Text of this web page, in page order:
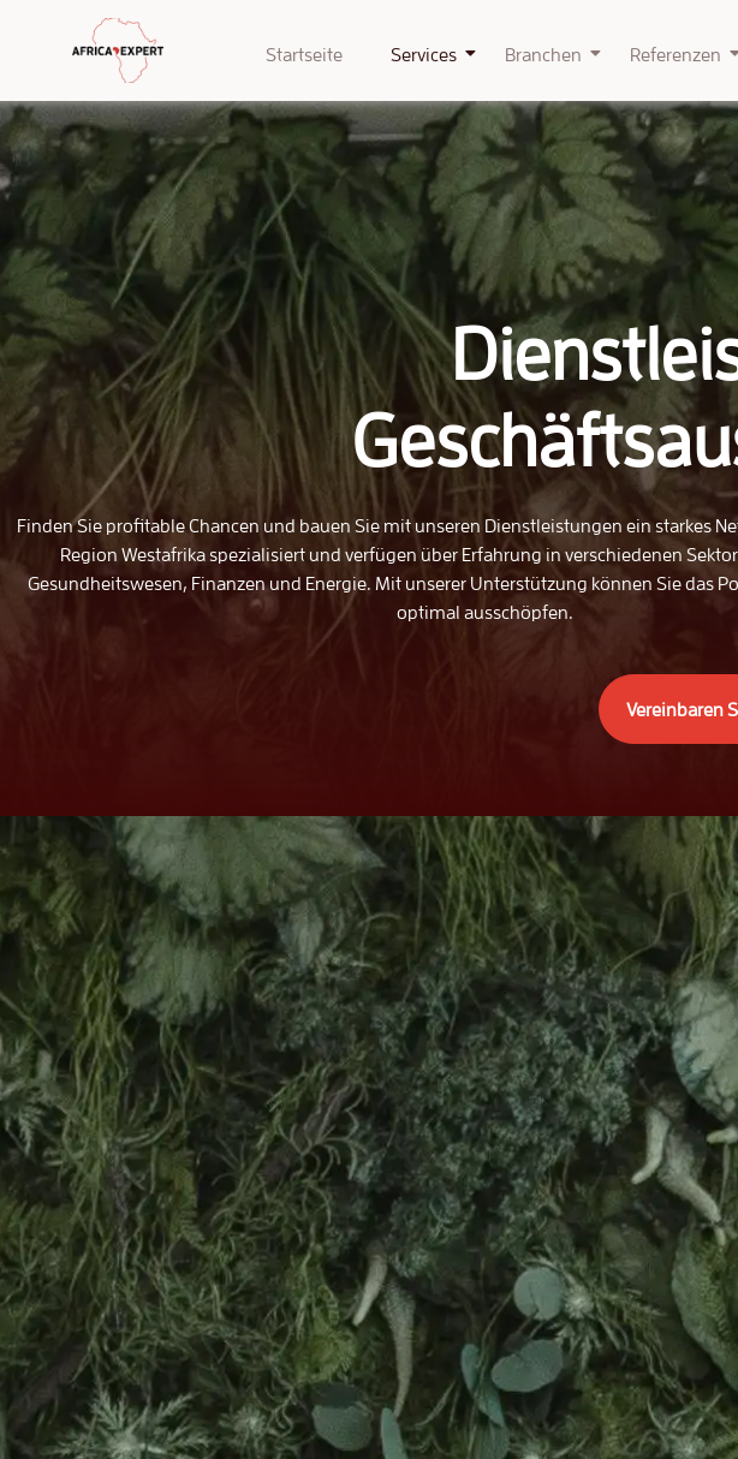
Startseite Services Branchen Referenzen
Finden Sie profitable Chancen und bauen Sie mit unseren Dienstleistungen ein starkes
Region Westafrika spezialisiert und verfügen über Erfahrung in verschiedenen
Gesundheitswesen, Finanzen und Energie. Mit unserer Unterstützung können Sie das
optimal ausschöpfen.
Vereinbaren